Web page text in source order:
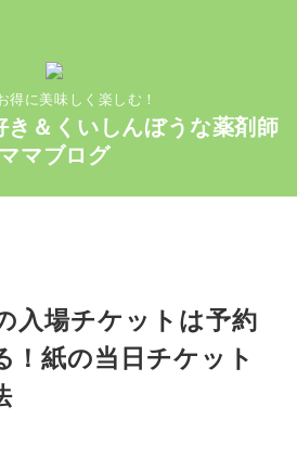
得に美味しく楽しむ！
き＆くいしんぼうな薬剤師
ママブログ
入場チケットは予約
！紙の当日チケット